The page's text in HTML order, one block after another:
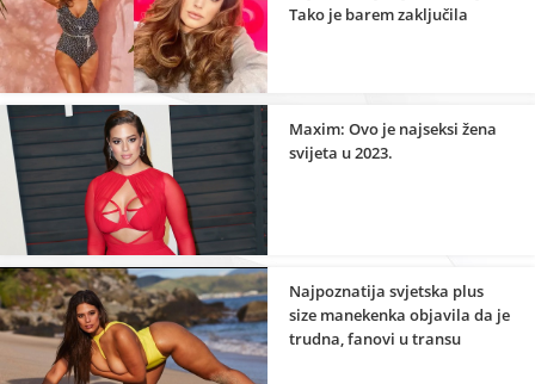
Tako je barem zaključila
Maxim: Ovo je najseksi žena
svijeta u 2023.
Najpoznatija svjetska plus
size manekenka objavila da je
trudna, fanovi u transu